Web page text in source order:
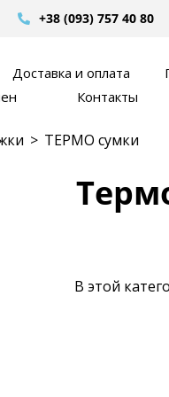
+38 (093) 757 40 80
Доставка и оплата
Контакты
> ТЕРМО сумки
В этой